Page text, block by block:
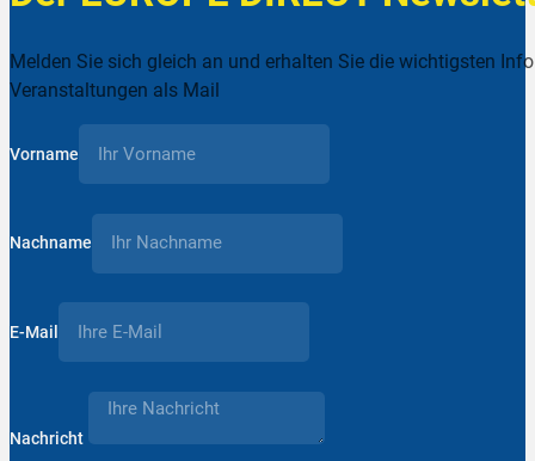
Melden Sie sich gleich an und erhalten Sie die wichtigsten
Veranstaltungen als Mail
Vorname
Nachname
E-Mail
Nachricht